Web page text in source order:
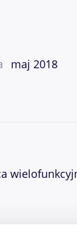
maj 2018